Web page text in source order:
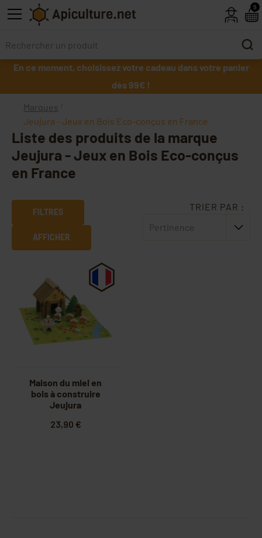
Skip to main content
En ce moment, choisissez votre cadeau dans votre panier
dès 99€ !
Marques
Jeujura - Jeux en Bois Eco-conçus en France
Liste des produits de la marque
Jeujura - Jeux en Bois Eco-conçus
en France
FILTRES
AFFICHER
TRIER PAR :
Pertinence
Maison du miel en
bois à construire
Jeujura
23,90 €
5